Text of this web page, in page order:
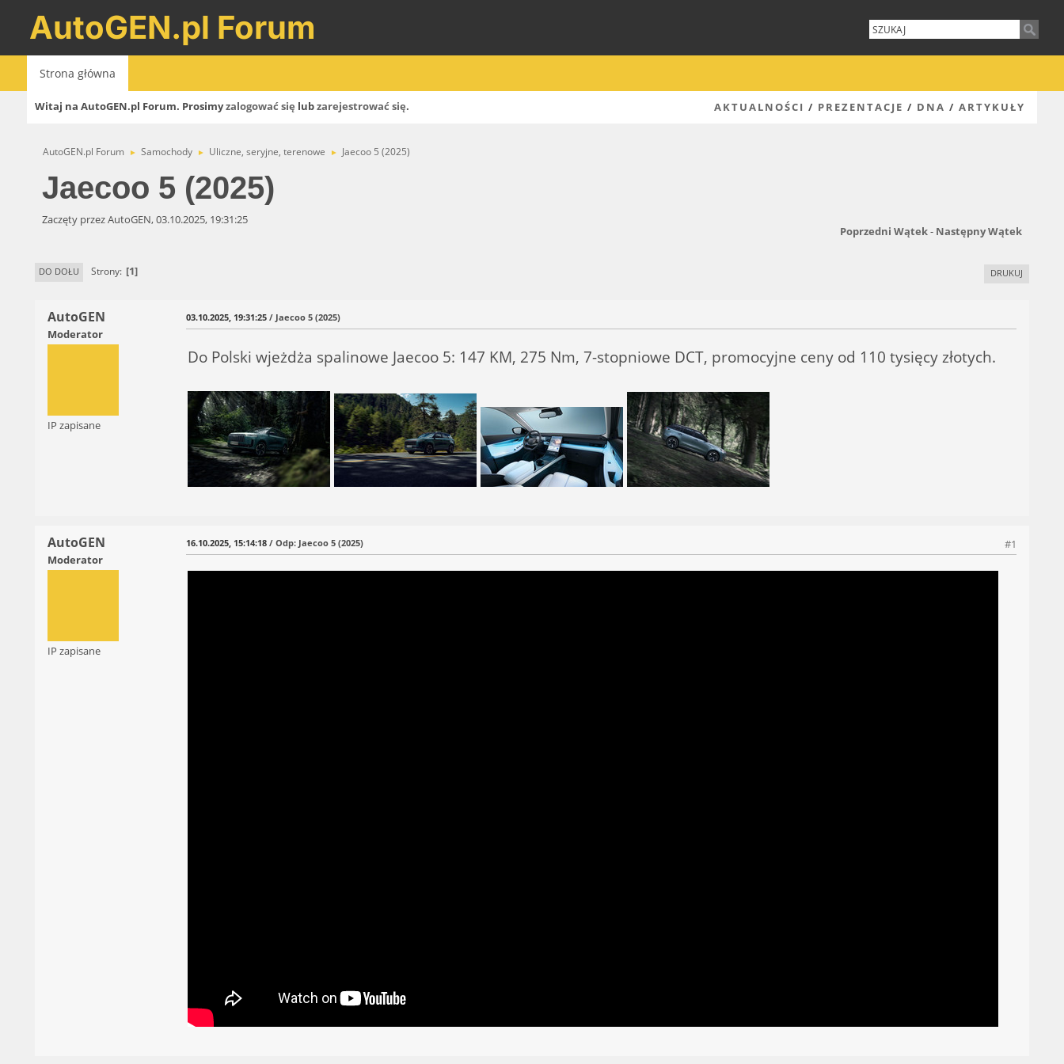
AutoGEN.pl Forum
Strona główna
Witaj na AutoGEN.pl Forum. Prosimyzalogować się lubzarejestrować się. AKTUALNOŚCI / PREZENTACJE / DNA / ARTYKUŁY
AutoGEN.pl Forum ► Samochody ► Uliczne, seryjne, terenowe ► Jaecoo 5 (2025)
Jaecoo 5 (2025)
Zaczęty przez AutoGEN, 03.10.2025, 19:31:25
Poprzedni Wątek- Następny Wątek
DRUKUJ
DO DOŁU Strony 1
AutoGEN
Moderator
IP zapisane
03.10.2025, 19:31:25 / Jaecoo 5 (2025)
Do Polski wjeżdża spalinowe Jaecoo 5: 147 KM, 275 Nm, 7-stopniowe DCT, promocyjne ceny od 110 tysięcy złotych.
AutoGEN
Moderator
IP zapisane
#1
16.10.2025, 15:14:18 / Odp: Jaecoo 5 (2025)